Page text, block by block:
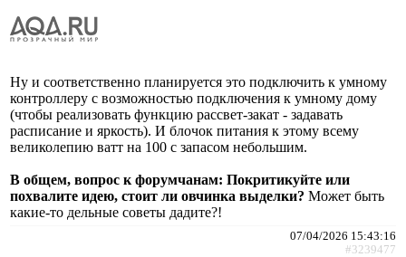
Ну и соответственно планируется это подключить к умному
контроллеру с возможностью подключения к умному дому
(чтобы реализовать функцию рассвет-закат - задавать
расписание и яркость). И блочок питания к этому всему
великолепию ватт на 100 с запасом небольшим.
В общем, вопрос к форумчанам: Покритикуйте или
похвалите идею, стоит ли овчинка выделки? Может быть
какие-то дельные советы дадите?!
07/04/2026 15:43:16
#3239477